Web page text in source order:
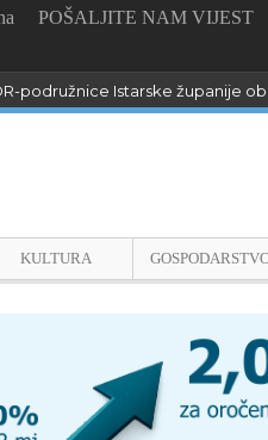
POŠALJITE NAM VIJEST
podružnice Istarske županije
KULTURA